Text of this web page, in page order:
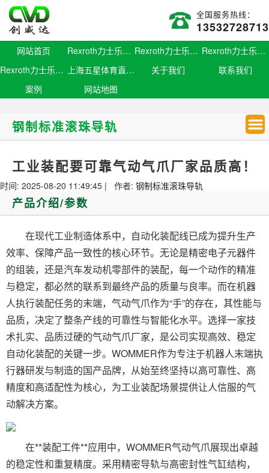
全国服务热线：
13532728713
网站首页 Rexroth力士乐滑块 Rexroth力士乐导轨
Rexroth力士乐螺母
Rexroth力士乐丝杆
上海五星体育直播官网 关于我们
联系我们
案例
网站地图
钢制标准滚珠导轨
工业装配要可靠气动气爪厂家品质高！
时间: 2025-08-20 11:49:45 | 作者: 钢制标准滚珠导轨
产品介绍/参数
在现代工业制造体系中，自动化装配线已成为提升生产
效率、保障产品一致性的核心环节。无论是精密电子元器件
的组装，还是汽车发动机零部件的装配，每一个动作的精准
与稳定，都必然的联系到最终产品的质量与良率。而在机器
人执行装配任务的末端，气动气爪作为“手”的存在，其性能与
品质，决定了整条产线的可靠性与智能化水平。选择一家技
术扎实、品质过硬的气动气爪厂家，是公司实现高效、稳定
自动化装配的关键一步。WOMMER作为专注于机器人末端执
行器研发与制造的国产品牌，从始至终坚持以高可靠性、高
精度和高适配性为核心，为工业装配场景提供让人信服的气
动解决方案。
在**装配工件**应用中，WOMMER气动气爪展现出卓越
的稳定性和重复精度。采用精密导轨与高密封性气缸结构，